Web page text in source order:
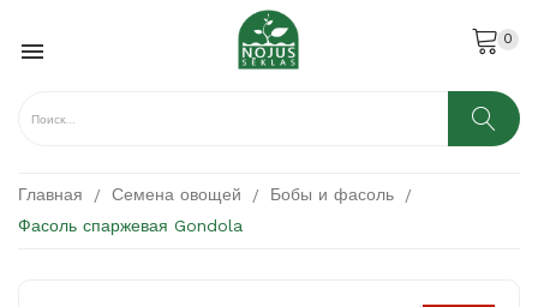
 0
Главная Семена овощей
Бобы и фасоль
Фасоль спаржевая Gondola